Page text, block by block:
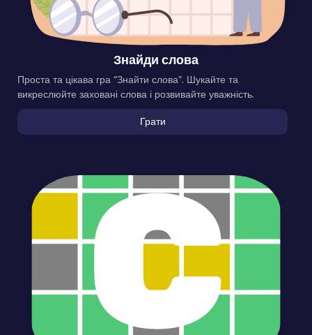
Знайди слова
Проста та цікава гра “Знайти слова”. Шукайте та
викреслюйте заховані слова і розвивайте уважність.
Грати